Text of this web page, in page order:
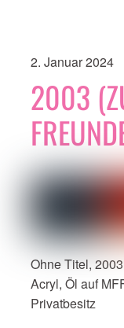
2. Januar 2024
2003
Ohne Titel, 2003
Acryl, Öl auf
Privatbesitz